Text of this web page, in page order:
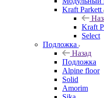
Kraft Parkett
Kraft
Select
Подложка
Назад
Подложка
Alpine floor
Solid
Amorim